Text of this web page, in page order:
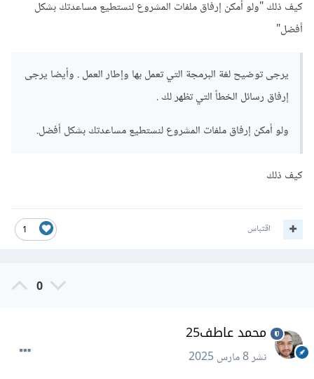
كيف ذلك "ولو أمكن إرفاق ملفات المشروع لنستطيع مساعدتك بشكل
أفضل"
يرجى توضيح لغة البرمجة التي تعمل بها وإطار العمل . وأيضا يرجى
إرفاق رسائل الخطأ التي تظهر لك .
ولو أمكن إرفاق ملفات المشروع لنستطيع مساعدتك بشكل أفضل.
كيف ذلك
1 اقتباس
0
محمد عاطف25
نشر8 مارس 2025